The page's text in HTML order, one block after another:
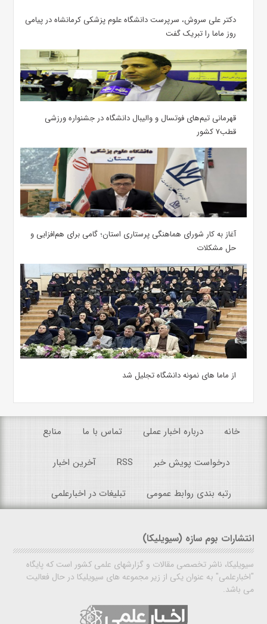
دکتر علی سروش، سرپرست دانشگاه علوم پزشکی کرمانشاه در پیامی
روز ماما را تبریک گفت
قهرمانی تیم‌های فوتسال و والیبال دانشگاه در جشنواره ورزشی
قطب۷ کشور
آغاز به کار شورای هماهنگی پرستاری استان؛ گامی برای هم‌افزایی و
حل مشکلات
از ماما های نمونه دانشگاه تجلیل شد
خانه درباره اخبار عملی تماس با ما منابع
درخواست پویش خبر RSS آخرین اخبار
رتبه بندی روابط عمومی تبلیغات در اخبارعلمی
انتشارات بوم سازه (سیویلیکا)
سیویلیکا، ناشر تخصصی مقالات و گزارشهای علمی کشور است که پایگاه
"اخبارعلمی" به عنوان یکی از زیر مجموعه های سیویلیکا در حال فعالیت
می باشد.